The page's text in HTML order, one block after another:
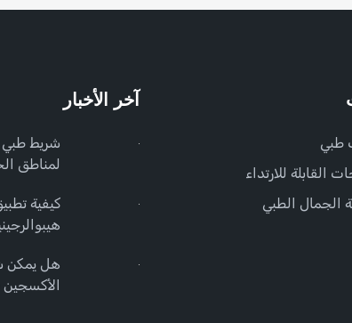
طبي
القابلة للارتداء
الجمال الطبي
آخر الأخبار
شريط طبي
لمناطق
كيفية
هل يمكن
الأكسجين